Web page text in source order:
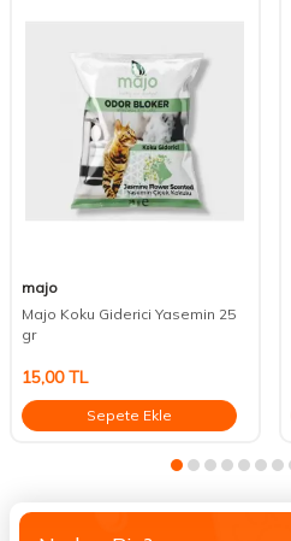
majo
Majo Koku Giderici Yasemin 25
gr
15,00TL
Sepete Ekle